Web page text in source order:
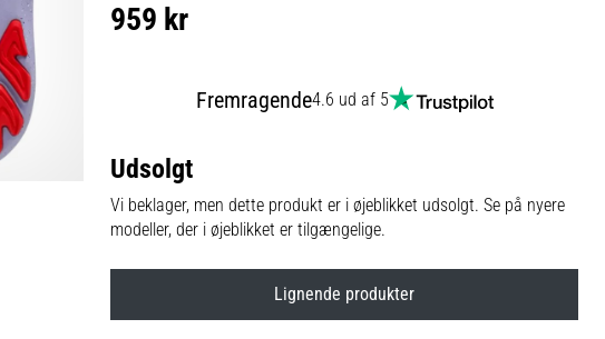
959 kr
Fremragende4.6 ud af 5
Udsolgt
Vi beklager, men dette produkt er i øjeblikket udsolgt. Se på nyere
modeller, der i øjeblikket er tilgængelige.
Lignende produkter